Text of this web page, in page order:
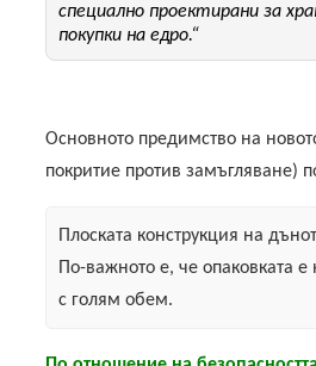
специално проектирани за
покупки на едро.“
Основното предимство на
покритие против замъгляване)
Плоската конструкция на
По-важното е, че опаковката
с голям обем.